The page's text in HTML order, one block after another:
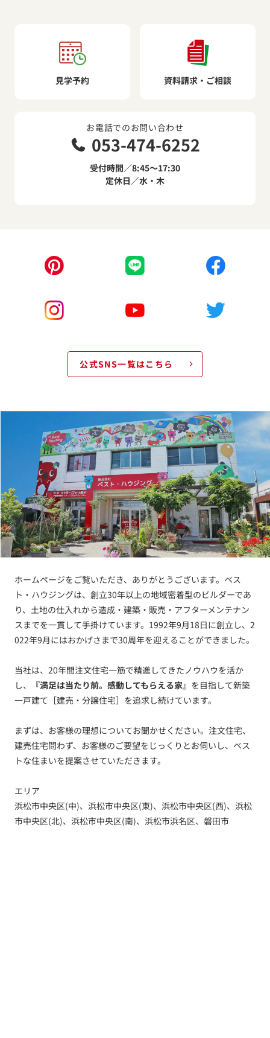
見学予約 資料請求・ご相談
お電話でのお問い合わせ
053-474-6252
受付時間／8:45～17:30
定休日／水・木
公式SNS一覧はこちら
ホームページをご覧いただき、ありがとうございます。ベス
ト・ハウジングは、創立30年以上の地域密着型のビルダーであ
り、土地の仕入れから造成・建築・販売・アフターメンテナン
スまでを一貫して手掛けています。1992年9月18日に創立し、2
022年9月にはおかげさまで30周年を迎えることができました。
当社は、20年間注文住宅一筋で精進してきたノウハウを活か
し、
『満足は当たり前。感動してもらえる家』 を目指して新築
一戸建て［建売・分譲住宅］を追求し続けています。
まずは、お客様の理想についてお聞かせください。注文住宅、
建売住宅問わず、お客様のご要望をじっくりとお伺いし、ベス
トな住まいを提案させていただきます。
エリア
浜松市中央区(中)、浜松市中央区(東)、浜松市中央区(西)、浜松
市中央区(北)、浜松市中央区(南)、浜松市浜名区、磐田市